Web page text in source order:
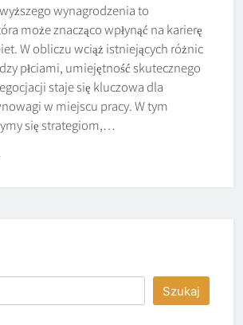
wynagrodzenia to
może znacząco wpłynąć na karierę
W obliczu wciąż istniejących różnic
płciami, umiejętność skutecznego
staje się kluczowa dla
w miejscu pracy. W tym
się strategiom,…
Szukaj